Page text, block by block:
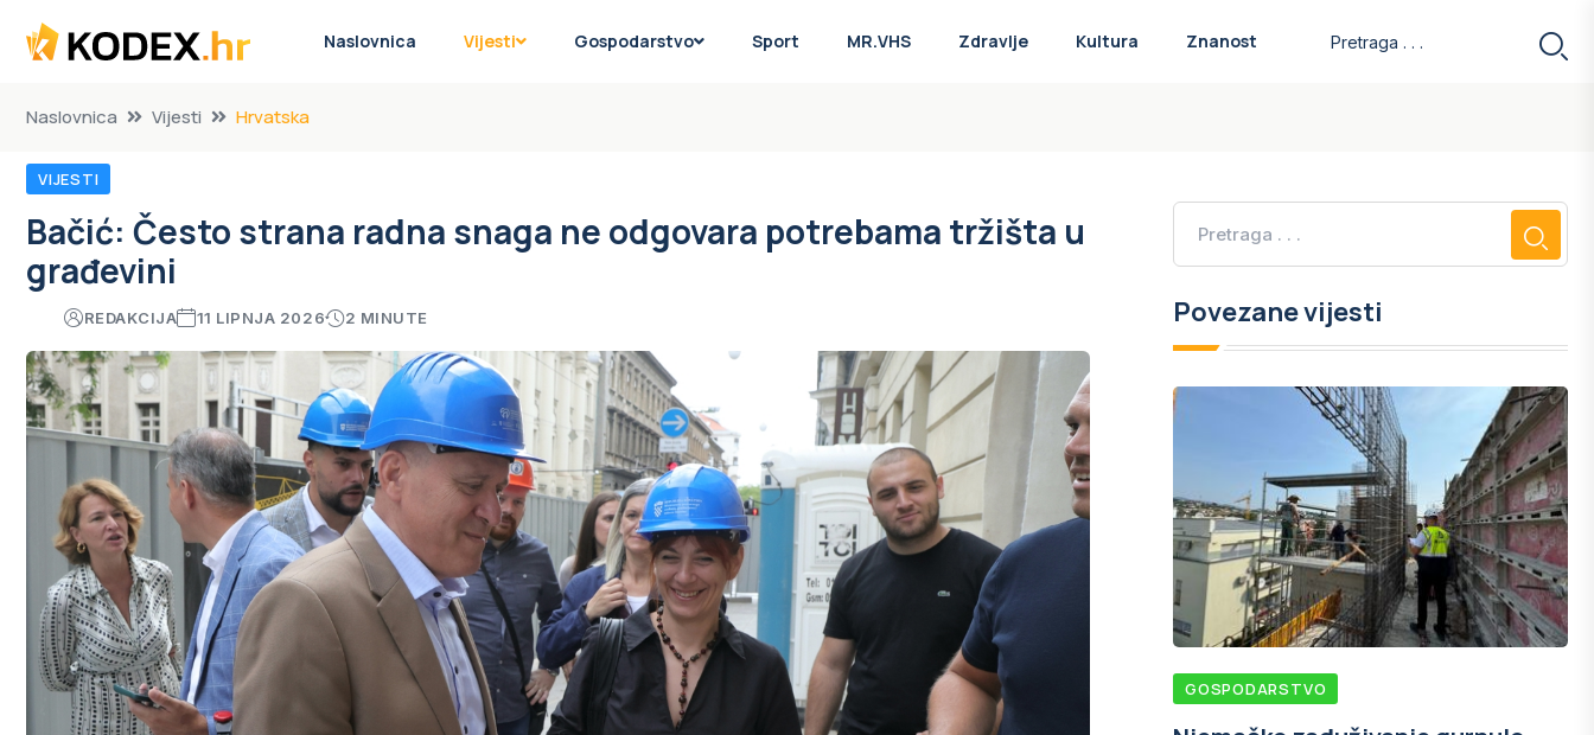
Naslovnica Vijesti Gospodarstvo Sport MR.VHS Zdravlje Kultura Znanost
Naslovnica Vijesti Hrvatska
VIJESTI
Bačić: Često strana radna snaga ne odgovara potrebama tržišta u
građevini
REDAKCIJA 11 LIPNJA 2026 2 MINUTE Povezane vijesti
GOSPODARSTVO